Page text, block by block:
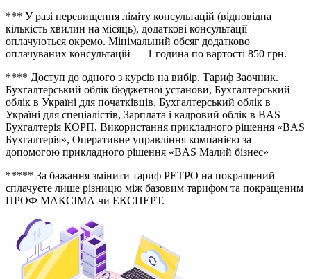
*** У разі перевищення ліміту консультацій (відповідна
кількість хвилин на місяць), додаткові консультації
оплачуються окремо. Мінімальний обсяг додатково
оплачуваних консультацій — 1 година по вартості 850 грн.
**** Доступ до одного з курсів на вибір. Тариф Заочник.
Бухгалтерський облік бюджетної установи, Бухгалтерський
облік в Україні для початківців, Бухгалтерський облік в
Україні для спеціалістів, Зарплата і кадровий облік в BAS
Бухгалтерія КОРП, Використання прикладного рішення «BAS
Бухгалтерія», Оперативне управління компанією за
допомогою прикладного рішення «BAS Малий бізнес»
***** За бажання змінити тариф РЕТРО на покращений
сплачуєте лише різницю між базовим тарифом та покращеним
ПРОФ МАКСІМА чи ЕКСПЕРТ.